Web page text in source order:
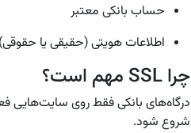
حساب بانکی معتبر
اطلاعات هویتی (حقیقی یا حقوقی)
چرا SSL مهم است؟
درگاه‌های بانکی فقط روی سایت‌هایی
شروع شود.